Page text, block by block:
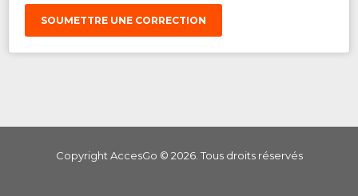
SOUMETTRE UNE CORRECTION
Copyright AccesGo © 2026. Tous droits réservés